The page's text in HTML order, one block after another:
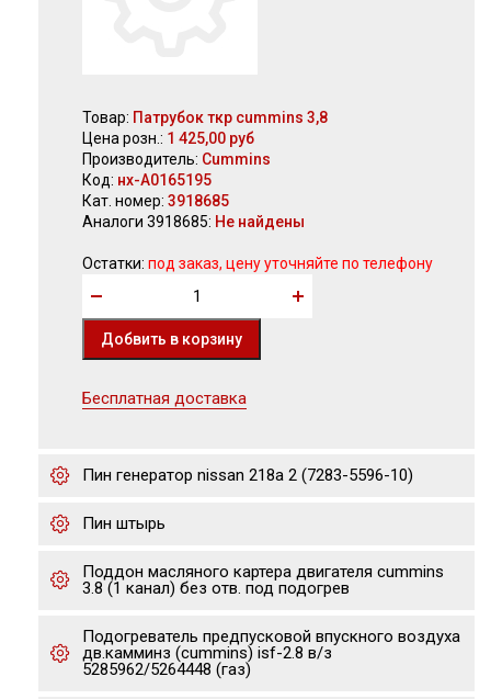
Товар: Патрубок ткр cummins 3,8
Цена розн.: 1 425,00 руб
Производитель: Cummins
Код: нх-А0165195
Кат. номер: 3918685
Аналоги 3918685: Не найдены
Остатки: под заказ, цену уточняйте по телефону
Бесплатная доставка
Пин генератор nissan 218а 2 (7283-5596-10)
Пин штырь
Поддон масляного картера двигателя cummins
3.8 (1 канал) без отв. под подогрев
Подогреватель предпусковой впускного воздуха
дв.камминз (cummins) isf-2.8 в/з
5285962/5264448 (газ)